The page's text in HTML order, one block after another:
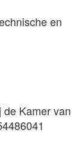
en
Kamer van